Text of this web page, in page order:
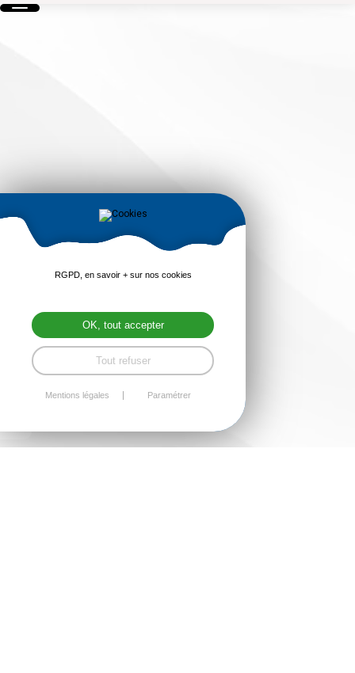
RGPD, en savoir + sur nos cookies
OK, tout accepter
Tout refuser
Mentions légales Paramétrer